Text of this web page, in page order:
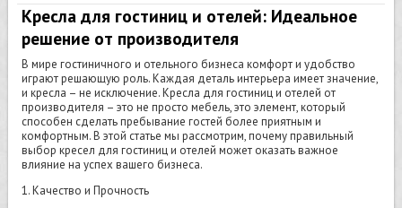
Кресла для гостиниц и отелей: Идеальное
решение от производителя
В мире гостиничного и отельного бизнеса комфорт и удобство
играют решающую роль. Каждая деталь интерьера имеет значение,
и кресла – не исключение. Кресла для гостиниц и отелей от
производителя – это не просто мебель, это элемент, который
способен сделать пребывание гостей более приятным и
комфортным. В этой статье мы рассмотрим, почему правильный
выбор кресел для гостиниц и отелей может оказать важное
влияние на успех вашего бизнеса.
1. Качество и Прочность